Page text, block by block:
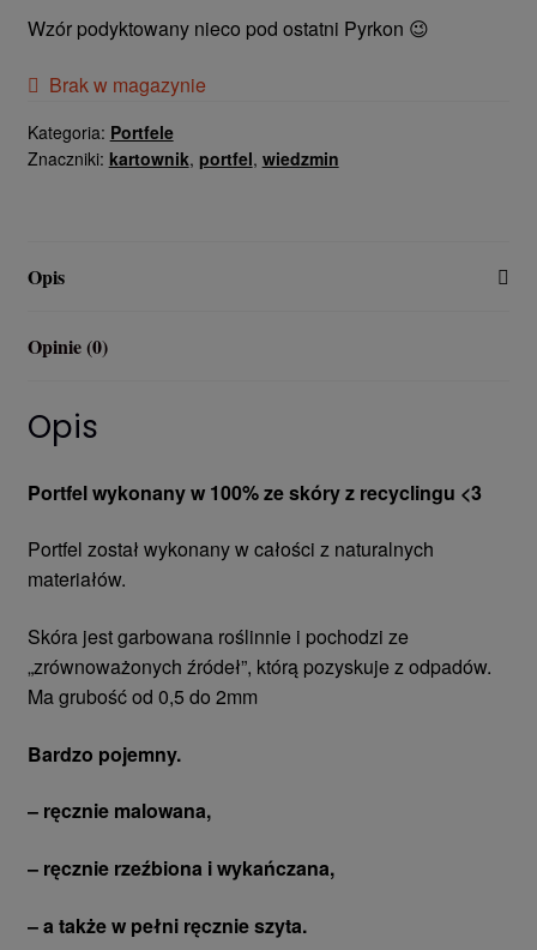
Wzór podyktowany nieco pod ostatni Pyrkon 😉
Brak w magazynie
Kategoria: Portfele
Znaczniki: kartownik, portfel, wiedzmin
Opis
Opinie (0)
Opis
Portfel wykonany w 100% ze skóry z recyclingu <3
Portfel został wykonany w całości z naturalnych
materiałów.
Skóra jest garbowana roślinnie i pochodzi ze
„zrównoważonych źródeł”, którą pozyskuje z odpadów.
Ma grubość od 0,5 do 2mm
Bardzo pojemny.
– ręcznie malowana,
– ręcznie rzeźbiona i wykańczana,
– a także w pełni ręcznie szyta.